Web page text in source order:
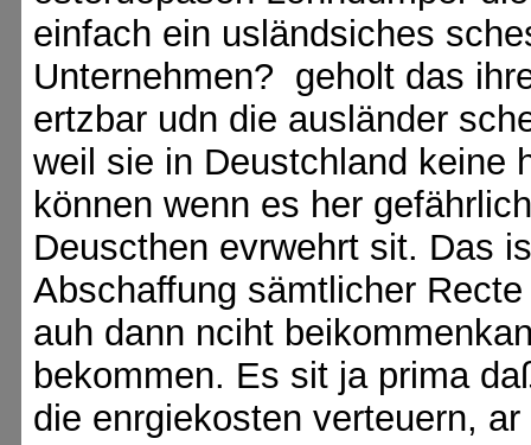
einfach ein usländsiches
Unternehmen? geholt das
ertzbar udn die ausländer
weil sie in Deustchland keine
können wenn es her
Deuscthen evrwehrt sit. Das
Abschaffung sämtlicher
auh dann nciht
bekommen. Es sit ja prima
die enrgiekosten verteuern,